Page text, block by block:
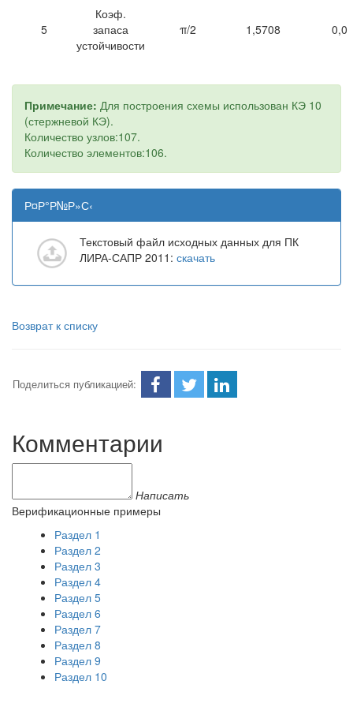
5
Коэф.
запаса
устойчивости
π/2 1,5708 0,0
Примечание: Для построения схемы использован КЭ 10
(стержневой КЭ).
Количество узлов:107.
Количество элементов:106.
Р¤Р°Р№Р»С‹
Текстовый файл исходных данных для ПК
ЛИРА-САПР 2011: скачать
Возврат к списку
Поделиться публикацией:
Комментарии
Написать
Верификационные примеры
Раздел 1
Раздел 2
Раздел 3
Раздел 4
Раздел 5
Раздел 6
Раздел 7
Раздел 8
Раздел 9
Раздел 10